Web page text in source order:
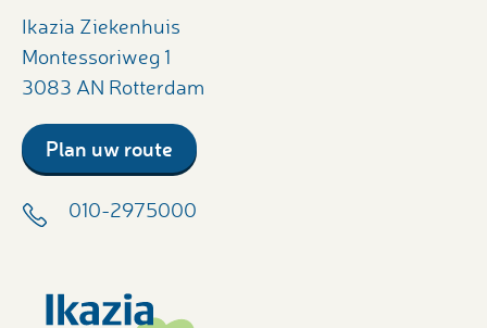
Ikazia Ziekenhuis
Montessoriweg 1
3083 AN Rotterdam
Plan uw route
010-2975000